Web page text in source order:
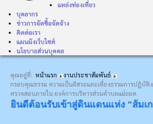
แหล่งท่องเที่ยว
บุคลากร
ข่าวการจัดซื้อจัดจ้าง
ติดต่อเรา
แผนผังเว็บไซต์
นโยบายส่วนบุคคล
คุณอยู่ที่: หน้าแรก
งานประชาสัมพันธ์
กรอบคุณธรรม ความเป็นอิสระและเที่ยงธรรมการปฏิบัติ
ตรวจสอบภายใน องค์การบริหารส่วนตำบลแม่ถอด
นรับเข้าสู่ดินแดนแห่ง "ส้มเกลี้ยงฉ่